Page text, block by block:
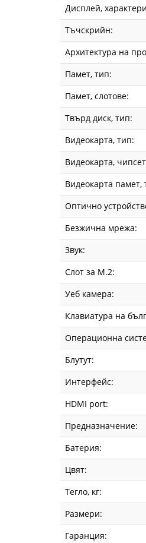
Дисплей,
Тъчскрийн:
Архитектура на
Памет, тип:
Памет, слотове:
Твърд диск, тип:
Видеокарта, тип:
Видеокарта,
Видеокарта памет,
Оптично
Безжична мрежа:
Звук:
Слот за М.2:
Уеб камера:
Клавиатура на
Операционна
Блутут:
Интерфейс:
HDMI port:
Предназначение:
Батерия:
Цвят:
Тегло, кг:
Размери:
Гаранция: